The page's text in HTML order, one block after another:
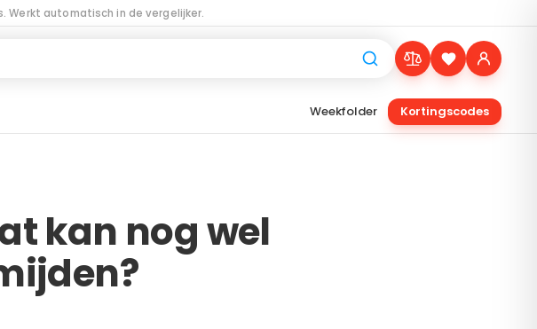
Werkt automatisch in de vergelijker.
Weekfolder Kortingscodes
kan nog wel